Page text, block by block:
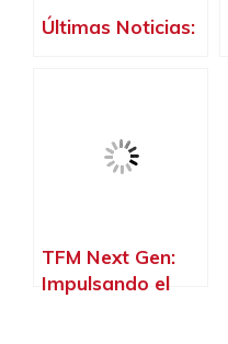
Últimas Noticias:
TFM Next Gen:
Impulsando el